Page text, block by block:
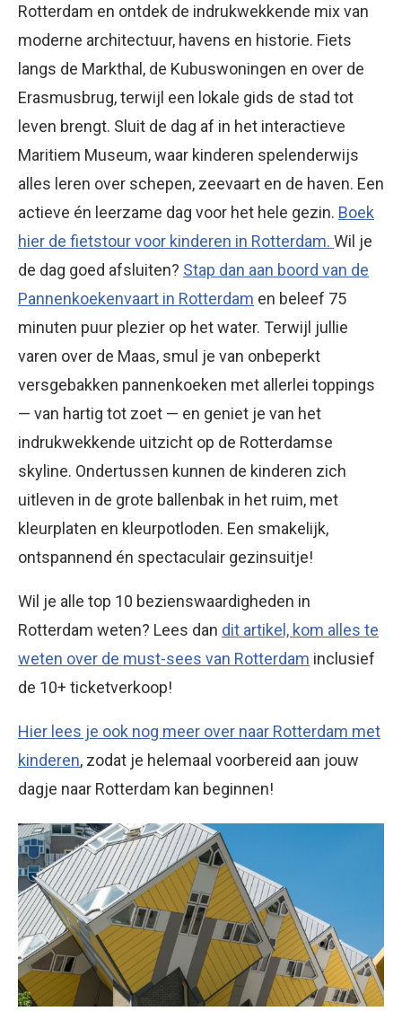
Rotterdam en ontdek de indrukwekkende mix van
moderne architectuur, havens en historie. Fiets
langs de Markthal, de Kubuswoningen en over de
Erasmusbrug, terwijl een lokale gids de stad tot
leven brengt. Sluit de dag af in het interactieve
Maritiem Museum, waar kinderen spelenderwijs
alles leren over schepen, zeevaart en de haven. Een
actieve én leerzame dag voor het hele gezin. Boek
hier de fietstour voor kinderen in Rotterdam. Wil je
de dag goed afsluiten? Stap dan aan boord van de
Pannenkoekenvaart in Rotterdam en beleef 75
minuten puur plezier op het water. Terwijl jullie
varen over de Maas, smul je van onbeperkt
versgebakken pannenkoeken met allerlei toppings
— van hartig tot zoet — en geniet je van het
indrukwekkende uitzicht op de Rotterdamse
skyline. Ondertussen kunnen de kinderen zich
uitleven in de grote ballenbak in het ruim, met
kleurplaten en kleurpotloden. Een smakelijk,
ontspannend én spectaculair gezinsuitje!
Wil je alle top 10 bezienswaardigheden in
Rotterdam weten? Lees dan dit artikel, kom alles te
weten over de must-sees van Rotterdam inclusief
de 10+ ticketverkoop!
Hier lees je ook nog meer over naar Rotterdam met
kinderen, zodat je helemaal voorbereid aan jouw
dagje naar Rotterdam kan beginnen!